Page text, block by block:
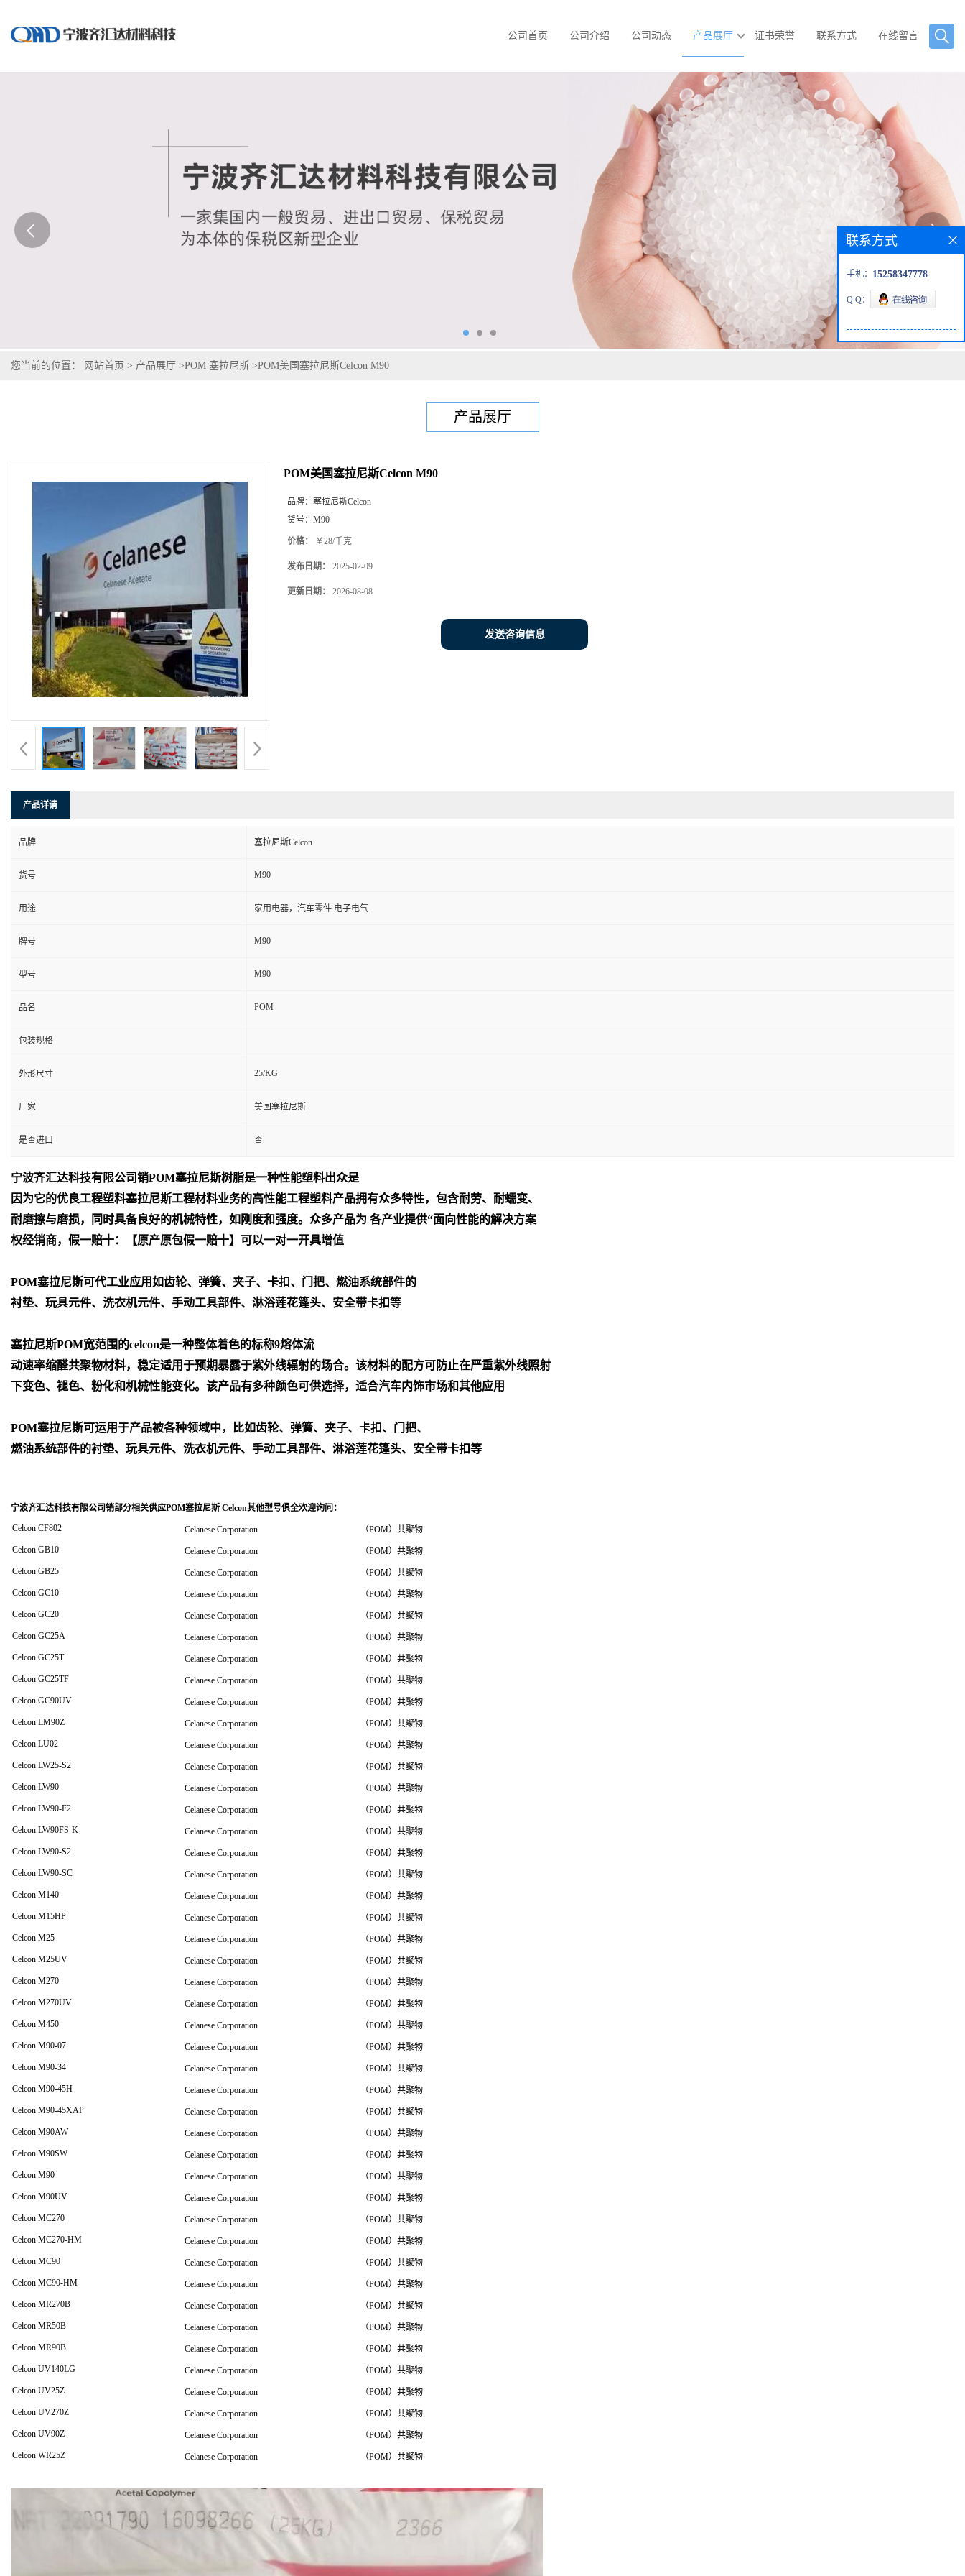
公司首页 公司介绍 公司动态 产品展厅 证书荣誉 联系方式 在线留言
您当前的位置： 网站首页 > 产品展厅 >POM 塞拉尼斯 >POM美国塞拉尼斯Celcon M90
产品展厅
POM美国塞拉尼斯Celcon M90
品牌： 塞拉尼斯Celcon
货号： M90
价格： ￥28/千克
发布日期： 2025-02-09
更新日期： 2026-08-08
发送咨询信息
产品详请
品牌 塞拉尼斯Celcon
货号 M90
用途 家用电器，汽车零件 电子电气
牌号 M90
型号 M90
品名 POM
包装规格
外形尺寸 25/KG
厂家 美国塞拉尼斯
是否进口 否
宁波齐汇达科技有限公司销POM塞拉尼斯树脂是一种性能塑料出众是
因为它的优良工程塑料塞拉尼斯工程材料业务的高性能工程塑料产品拥有众多特性，包含耐劳、耐蠕变、
耐磨擦与磨损，同时具备良好的机械特性，如刚度和强度。众多产品为 各产业提供“面向性能的解决方案
权经销商，假一赔十：【原产原包假一赔十】可以一对一开具增值
POM塞拉尼斯可代工业应用如齿轮、弹簧、夹子、卡扣、门把、燃油系统部件的
衬垫、玩具元件、洗衣机元件、手动工具部件、淋浴莲花篷头、安全带卡扣等
塞拉尼斯POM宽范围的celcon是一种整体着色的标称9熔体流
动速率缩醛共聚物材料，稳定适用于预期暴露于紫外线辐射的场合。该材料的配方可防止在严重紫外线照射
下变色、褪色、粉化和机械性能变化。该产品有多种颜色可供选择，适合汽车内饰市场和其他应用
POM塞拉尼斯可运用于产品被各种领域中，比如齿轮、弹簧、夹子、卡扣、门把、
燃油系统部件的衬垫、玩具元件、洗衣机元件、手动工具部件、淋浴莲花篷头、安全带卡扣等
宁波齐汇达科技有限公司销部分相关供应POM塞拉尼斯 Celcon其他型号俱全欢迎询问 ：
Celcon CF802
Celanese Corporation
（POM）共聚物
Celcon GB10
Celanese Corporation
（POM）共聚物
Celcon GB25
Celanese Corporation
（POM）共聚物
Celcon GC10
Celanese Corporation
（POM）共聚物
Celcon GC20
Celanese Corporation
（POM）共聚物
Celcon GC25A
Celanese Corporation
（POM）共聚物
Celcon GC25T
Celanese Corporation
（POM）共聚物
Celcon GC25TF
Celanese Corporation
（POM）共聚物
Celcon GC90UV
Celanese Corporation
（POM）共聚物
Celcon LM90Z
Celanese Corporation
（POM）共聚物
Celcon LU02
Celanese Corporation
（POM）共聚物
Celcon LW25-S2
Celanese Corporation
（POM）共聚物
Celcon LW90
Celanese Corporation
（POM）共聚物
Celcon LW90-F2
Celanese Corporation
（POM）共聚物
Celcon LW90FS-K
Celanese Corporation
（POM）共聚物
Celcon LW90-S2
Celanese Corporation
（POM）共聚物
Celcon LW90-SC
Celanese Corporation
（POM）共聚物
Celcon M140
Celanese Corporation
（POM）共聚物
Celcon M15HP
Celanese Corporation
（POM）共聚物
Celcon M25
Celanese Corporation
（POM）共聚物
Celcon M25UV
Celanese Corporation
（POM）共聚物
Celcon M270
Celanese Corporation
（POM）共聚物
Celcon M270UV
Celanese Corporation
（POM）共聚物
Celcon M450
Celanese Corporation
（POM）共聚物
Celcon M90-07
Celanese Corporation
（POM）共聚物
Celcon M90-34
Celanese Corporation
（POM）共聚物
Celcon M90-45H
Celanese Corporation
（POM）共聚物
Celcon M90-45XAP
Celanese Corporation
（POM）共聚物
Celcon M90AW
Celanese Corporation
（POM）共聚物
Celcon M90SW
Celanese Corporation
（POM）共聚物
Celcon M90
Celanese Corporation
（POM）共聚物
Celcon M90UV
Celanese Corporation
（POM）共聚物
Celcon MC270
Celanese Corporation
（POM）共聚物
Celcon MC270-HM
Celanese Corporation
（POM）共聚物
Celcon MC90
Celanese Corporation
（POM）共聚物
Celcon MC90-HM
Celanese Corporation
（POM）共聚物
Celcon MR270B
Celanese Corporation
（POM）共聚物
Celcon MR50B
Celanese Corporation
（POM）共聚物
Celcon MR90B
Celanese Corporation
（POM）共聚物
Celcon UV140LG
Celanese Corporation
（POM）共聚物
Celcon UV25Z
Celanese Corporation
（POM）共聚物
Celcon UV270Z
Celanese Corporation
（POM）共聚物
Celcon UV90Z
Celanese Corporation
（POM）共聚物
Celcon WR25Z
Celanese Corporation （POM）共聚物
联系方式
手机： 15258347778
Q Q：